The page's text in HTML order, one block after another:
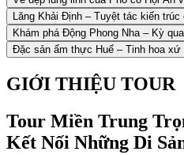
Lăng Khải Định – Tuyệt tác kiến trúc
Khám phá Động Phong Nha – Kỳ
Đặc sản ẩm thực Huế – Tinh hoa xứ
GIỚI THIỆU TOUR
Tour Miền Trung
Kết Nối Những Di